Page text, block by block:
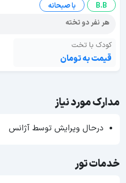
B.B
با صبحانه
هر نفر دو تخته
کودک با تخت
قیمت به تومان
مدارک مورد نیاز
درحال ویرایش توسط آژانس
خدمات تور